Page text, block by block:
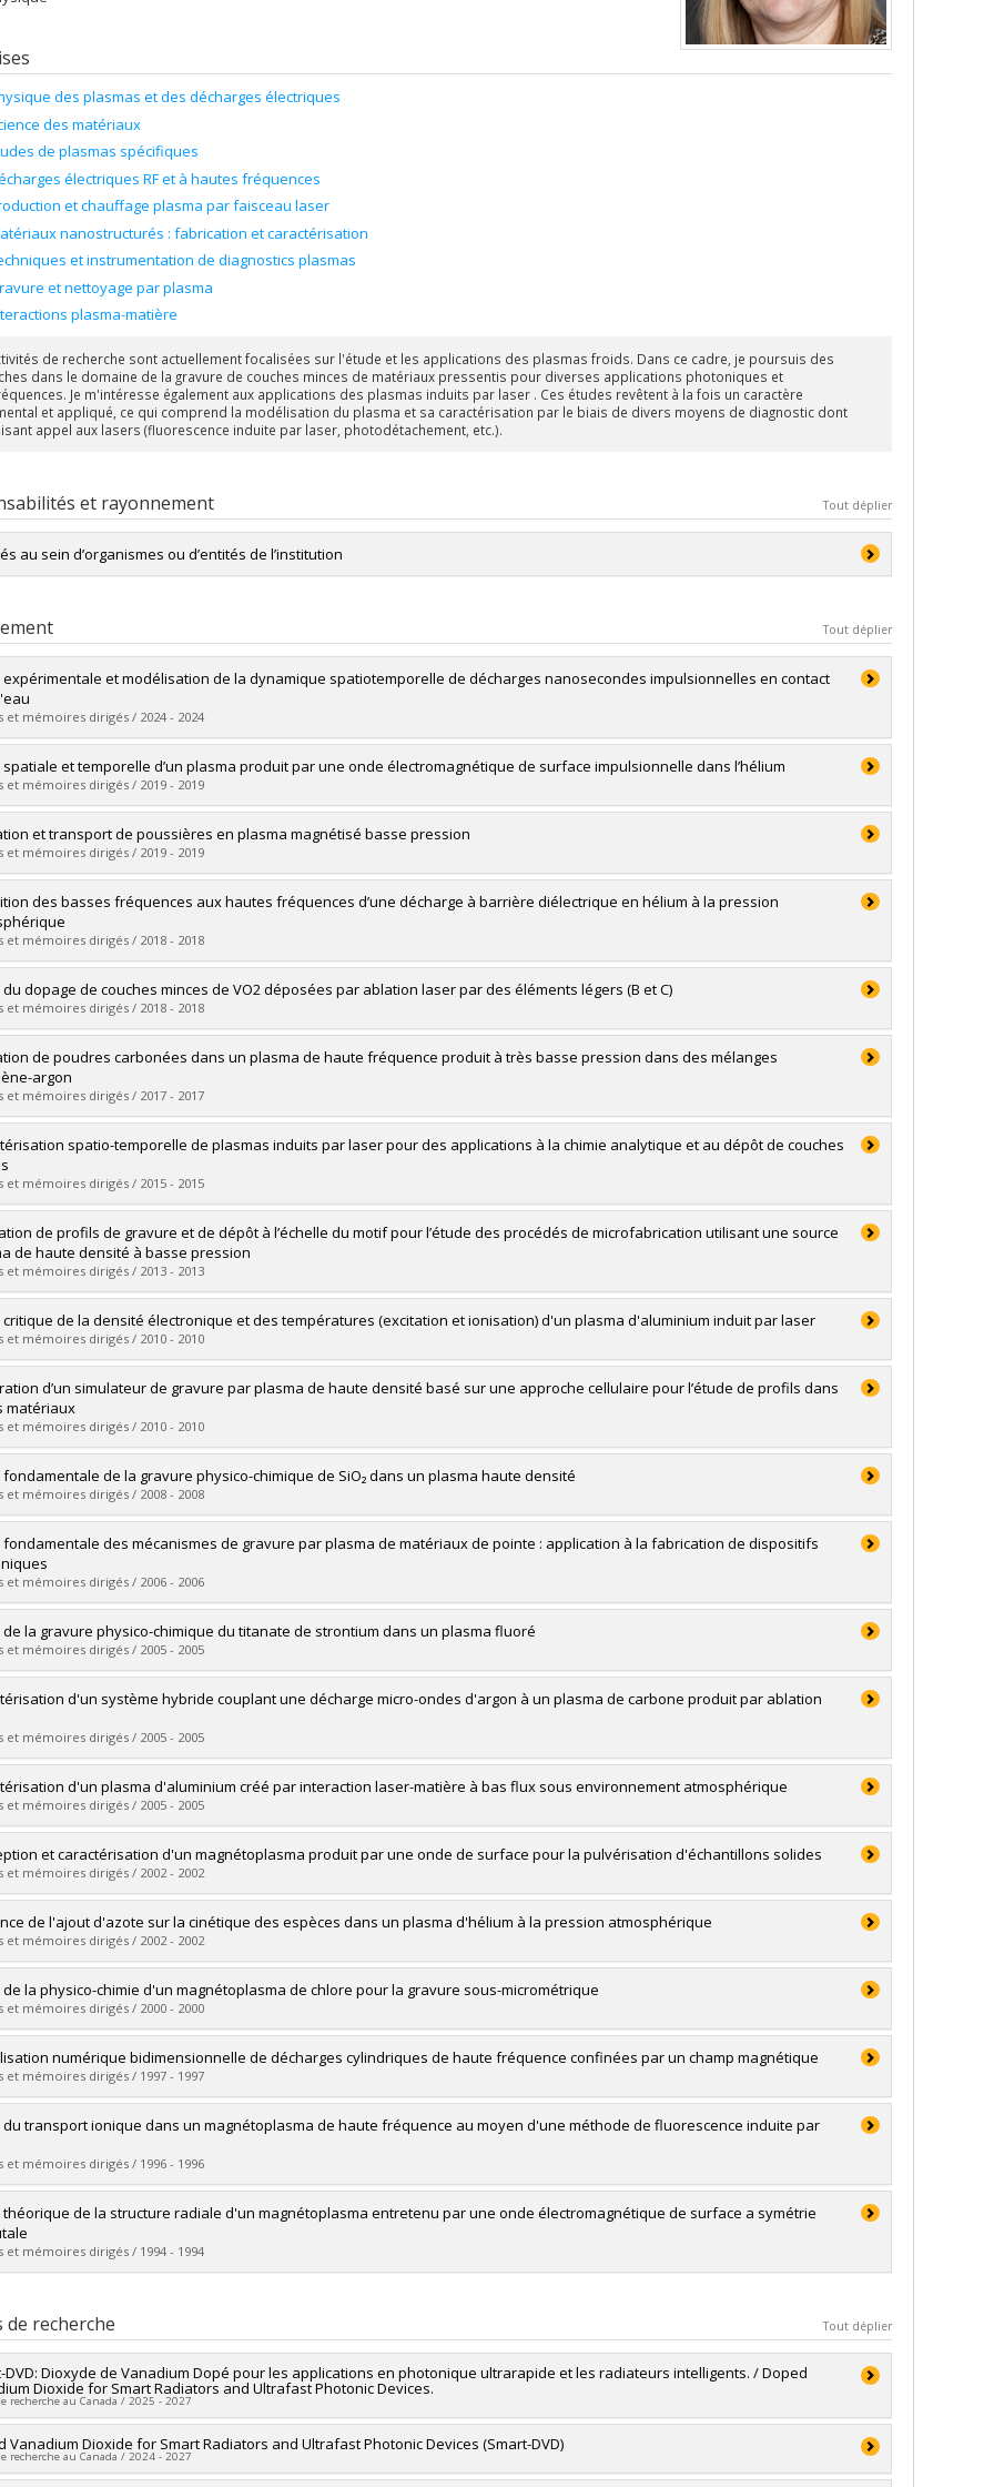
des plasmas et des décharges électriques
des matériaux
de plasmas spécifiques
électriques RF et à hautes fréquences
et chauffage plasma par faisceau laser
nanostructurés : fabrication et caractérisation
et instrumentation de diagnostics plasmas
et nettoyage par plasma
plasma-matière
de recherche sont actuellement focalisées sur l'étude et les applications des plasmas froids. Dans ce cadre, je poursuis des
dans le domaine de la gravure de couches minces de matériaux pressentis pour diverses applications photoniques et
Je m'intéresse également aux applications des plasmas induits par laser . Ces études revêtent à la fois un caractère
et appliqué, ce qui comprend la modélisation du plasma et sa caractérisation par le biais de divers moyens de diagnostic dont
appel aux lasers (fluorescence induite par laser, photodétachement, etc.).
et rayonnement Tout déplier
au sein d’organismes ou d’entités de l’institution
Tout déplier
expérimentale et modélisation de la dynamique spatiotemporelle de décharges nanosecondes impulsionnelles en contact
et mémoires dirigés / 2024 - 2024
:Herrmann, Antoine
Doctorat
obtenu :Ph. D.
le document dans Papyrus
spatiale et temporelle d’un plasma produit par une onde électromagnétique de surface impulsionnelle dans l’hélium
et mémoires dirigés / 2019 - 2019
:Valade, Fabrice
Maîtrise
obtenu :M. Sc.
le document dans Papyrus
et transport de poussières en plasma magnétisé basse pression
et mémoires dirigés / 2019 - 2019
:Rojo, Mathias
Doctorat
obtenu :Ph. D.
le document dans Papyrus
des basses fréquences aux hautes fréquences d’une décharge à barrière diélectrique en hélium à la pression
et mémoires dirigés / 2018 - 2018
:Boisvert, Jean-Sébastien
Doctorat
obtenu :Ph. D.
le document dans Papyrus
du dopage de couches minces de VO2 déposées par ablation laser par des éléments légers (B et C)
et mémoires dirigés / 2018 - 2018
: Quirouette, Christian
Maîtrise
obtenu :M. Sc.
le document dans Papyrus
de poudres carbonées dans un plasma de haute fréquence produit à très basse pression dans des mélanges
argon
et mémoires dirigés / 2017 - 2017
:Al Makdessi, Georges
Doctorat
obtenu :Ph. D.
le document dans Papyrus
spatio-temporelle de plasmas induits par laser pour des applications à la chimie analytique et au dépôt de couches
et mémoires dirigés / 2015 - 2015
:Dawood, Mahmoud
Doctorat
obtenu :Ph. D.
le document dans Papyrus
de profils de gravure et de dépôt à l’échelle du motif pour l’étude des procédés de microfabrication utilisant une source
de haute densité à basse pression
et mémoires dirigés / 2013 - 2013
:Laberge, Michael
Maîtrise
obtenu :M. Sc.
le document dans Papyrus
critique de la densité électronique et des températures (excitation et ionisation) d'un plasma d'aluminium induit par laser
et mémoires dirigés / 2010 - 2010
:Giroux, Karl
Maîtrise
obtenu :M. Sc.
le document dans Papyrus
d’un simulateur de gravure par plasma de haute densité basé sur une approche cellulaire pour l’étude de profils dans
matériaux
et mémoires dirigés / 2010 - 2010
:Saussac, Jérôme
Doctorat
obtenu :Ph. D.
le document dans Papyrus
fondamentale de la gravure physico-chimique de SiO₂ dans un plasma haute densité
et mémoires dirigés / 2008 - 2008
:Quintal-Léonard, Antoine
Maîtrise
obtenu :M. Sc.
le document dans Papyrus
fondamentale des mécanismes de gravure par plasma de matériaux de pointe : application à la fabrication de dispositifs
et mémoires dirigés / 2006 - 2006
:Stafford, Luc
Doctorat
obtenu :Ph. D.
le document dans Papyrus
de la gravure physico-chimique du titanate de strontium dans un plasma fluoré
et mémoires dirigés / 2005 - 2005
:Langlois, Olivier
obtenu :M. Sc.
le document dans Papyrus
d'un système hybride couplant une décharge micro-ondes d'argon à un plasma de carbone produit par ablation
et mémoires dirigés / 2005 - 2005
:Boutin, Mathieu
Maîtrise
obtenu :M. Sc.
le document dans Papyrus
d'un plasma d'aluminium créé par interaction laser-matière à bas flux sous environnement atmosphérique
et mémoires dirigés / 2005 - 2005
:Barthélemy, Olivier
Doctorat
obtenu :Ph. D.
le document dans Papyrus
et caractérisation d'un magnétoplasma produit par une onde de surface pour la pulvérisation d'échantillons solides
et mémoires dirigés / 2002 - 2002
:Massé, Louis Philippe
Doctorat
obtenu :Ph. D.
le document dans Papyrus
de l'ajout d'azote sur la cinétique des espèces dans un plasma d'hélium à la pression atmosphérique
et mémoires dirigés / 2002 - 2002
:B. Boudam, M. Karim
Maîtrise
obtenu :M. Sc.
le document dans Papyrus
de la physico-chimie d'un magnétoplasma de chlore pour la gravure sous-micrométrique
et mémoires dirigés / 2000 - 2000
: Pauna, Olivier
Doctorat
obtenu :Ph. D.
le document dans Papyrus
numérique bidimensionnelle de décharges cylindriques de haute fréquence confinées par un champ magnétique
et mémoires dirigés / 1997 - 1997
:Papillon, Benoît
obtenu :M. Sc.
le document dans Papyrus
du transport ionique dans un magnétoplasma de haute fréquence au moyen d'une méthode de fluorescence induite par
et mémoires dirigés / 1996 - 1996
:Dallaire, Annie
Maîtrise
obtenu :M. Sc.
le document dans Papyrus
théorique de la structure radiale d'un magnétoplasma entretenu par une onde électromagnétique de surface a symétrie
et mémoires dirigés / 1994 - 1994
Maîtrise
obtenu :M. Sc.
le document dans Papyrus
de recherche Tout déplier
DVD: Dioxyde de Vanadium Dopé pour les applications en photonique ultrarapide et les radiateurs intelligents. / Doped
Dioxide for Smart Radiators and Ultrafast Photonic Devices.
recherche au Canada / 2025 - 2027
principal : Mohammed Chaker
:Joëlle Margot
Vanadium Dioxide for Smart Radiators and Ultrafast Photonic Devices (Smart-DVD)
recherche au Canada / 2024 - 2027